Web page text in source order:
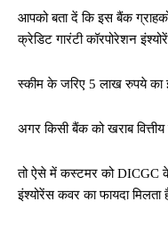
आपको बता दें कि इस बैंक
क्रेडिट गारंटी कॉरपोरेशन
स्कीम के जरिए 5 लाख रुपये का
अगर किसी बैंक को खराब
तो ऐसे में कस्टमर को DICGC
इंश्योरेंस कवर का फायदा मिलता